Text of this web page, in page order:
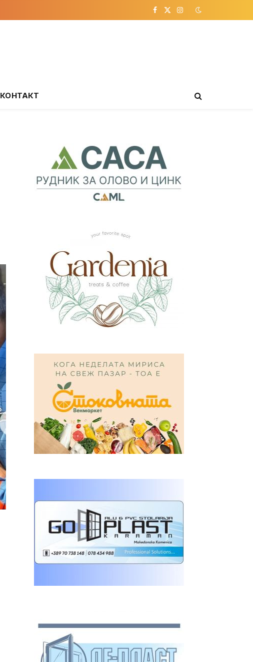
Facebook
X
Instagram
КОНТАКТ